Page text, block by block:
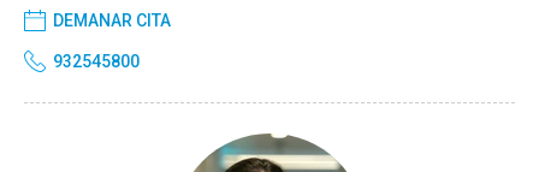
DEMANAR CITA
932545800